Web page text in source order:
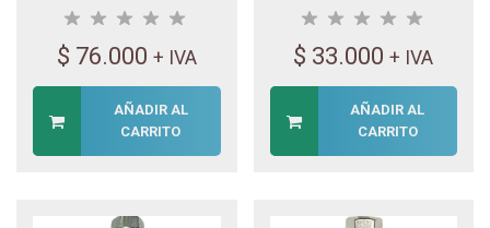
$ 76.000 + IVA
AÑADIR AL
CARRITO
$ 33.000 + IVA
AÑADIR AL
CARRITO